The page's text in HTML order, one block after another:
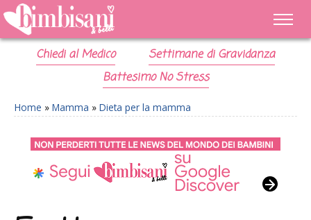
Chiedi al Medico
Settimane di Gravidanza
Battesimo No Stress
Home » Mamma » Dieta per la mamma